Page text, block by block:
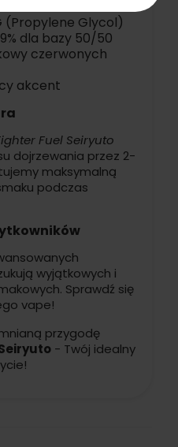
(Propylene Glycol)
dla bazy 50/50
czerwonych
akcent
Fuel Seiryuto
dojrzewania przez 2-
maksymalną
podczas
wyjątkowych i
Sprawdź się
vape!
przygodę
- Twój idealny